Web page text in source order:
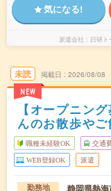
気になる!
派遣会社 日研
未読
NEW
掲載日 2026/08/08
【オープニン
んのお散歩や
職種未経験OK 交通
WEB登録OK 派遣
勤務地 静岡県熱海